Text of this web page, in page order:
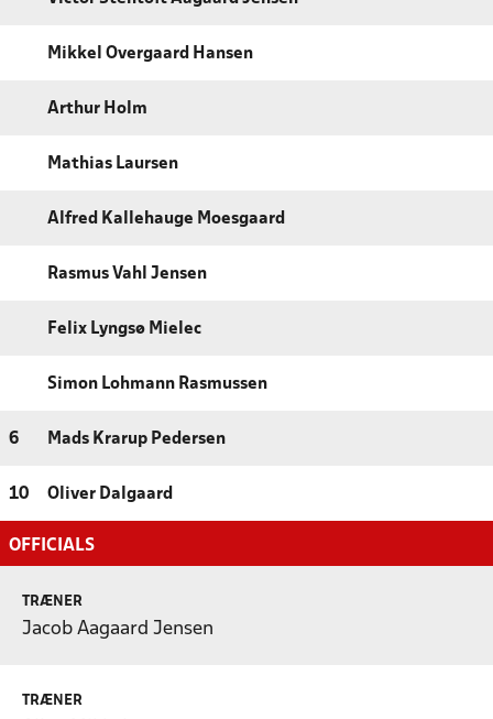
Mikkel Overgaard Hansen
Arthur Holm
Mathias Laursen
Alfred Kallehauge Moesgaard
Rasmus Vahl Jensen
Felix Lyngsø Mielec
Simon Lohmann Rasmussen
6 Mads Krarup Pedersen
10 Oliver Dalgaard
OFFICIALS
TRÆNER
Jacob Aagaard Jensen
TRÆNER